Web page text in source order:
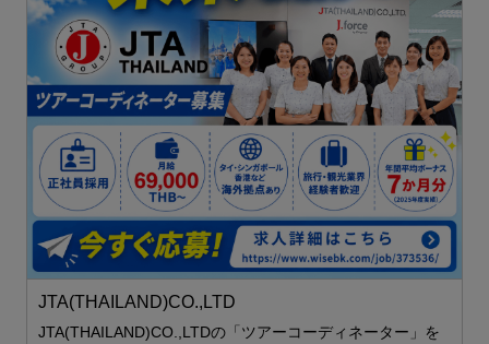
JTA(THAILAND)CO.,LTD
JTA(THAILAND)CO.,LTDの「ツアーコーディネーター」を